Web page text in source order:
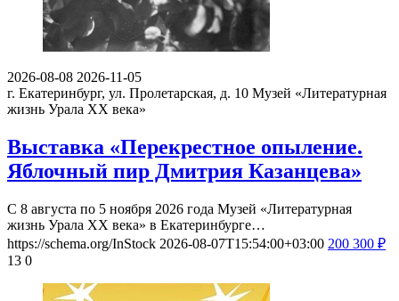
2026-08-08 2026-11-05
г. Екатеринбург, ул. Пролетарская, д. 10 Музей «Литературная
жизнь Урала ХХ века»
Выставка «Перекрестное опыление.
Яблочный пир Дмитрия Казанцева»
С 8 августа по 5 ноября 2026 года Музей «Литературная
жизнь Урала ХХ века» в Екатеринбурге…
https://schema.org/InStock 2026-08-07T15:54:00+03:00 200 300 ₽
13 0